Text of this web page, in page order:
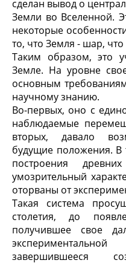
сделан вывод о
Земли во Вселенной.
некоторые
то, что Земля - шар, что
Таким образом, это
Земле. На уровне
основным
научному знанию.
Во-первых, оно с
наблюдаемые
вторых, давало
будущие положения. В
построения
умозрительный
оторваны от
Такая система
столетия, до
получившее свое
завершившееся